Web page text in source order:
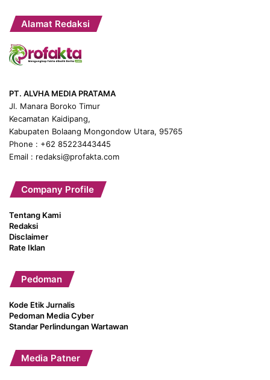
Alamat Redaksi
PT. ALVHA MEDIA PRATAMA
Jl. Manara Boroko Timur
Kecamatan Kaidipang,
Kabupaten Bolaang Mongondow Utara, 95765
Phone : +62 85223443445
Email : redaksi@profakta.com
Company Profile
Tentang Kami
Redaksi
Disclaimer
Rate Iklan
Pedoman
Kode Etik Jurnalis
Pedoman Media Cyber
Standar Perlindungan Wartawan
Media Patner